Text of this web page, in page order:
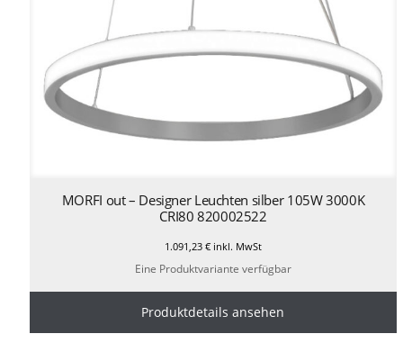
MORFI out – Designer Leuchten silber 105W 3000K
CRI80 820002522
1.091,23 €inkl. MwSt
Eine Produktvariante verfügbar
Produktdetails ansehen